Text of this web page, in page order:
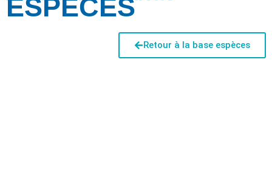
ESPÈCES
Retour à la base espèces